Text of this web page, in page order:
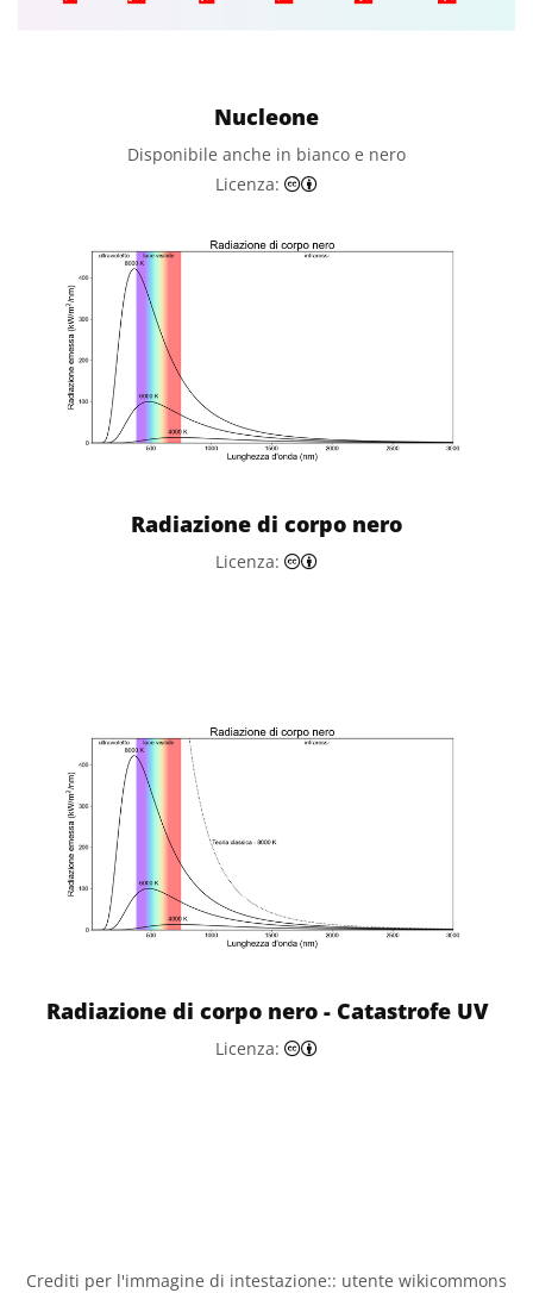
Nucleone
Disponibile anche in bianco e nero
Licenza:
Creative Commons
Radiazione di corpo nero
Licenza:
Radiazione di corpo nero - Catastrofe UV
Licenza:
Crediti per l'immagine di intestazione:: utente wikicommons